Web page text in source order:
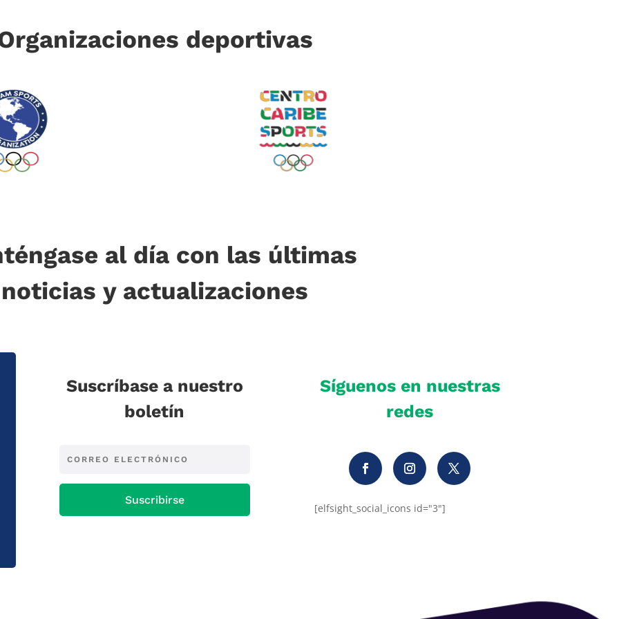
deportivas
al día con las últimas
noticias y actualizaciones
Suscríbase a nuestro
boletín
Suscribirse
Síguenos en nuestras
redes
[elfsight_social_icons id="3"]